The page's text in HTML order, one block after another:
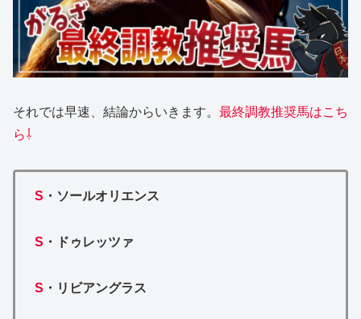
それでは早速、結論からいきます。 最終調教推奨馬はこち
ら⇩
S ・ ソールオリエンス
S ・ ドゥレッツァ
S ・ リビアングラス